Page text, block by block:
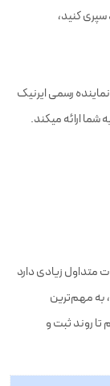
رسمی ایرنیک
متداول زیادی دارد
به مهم‌ترین
روند ثبت و